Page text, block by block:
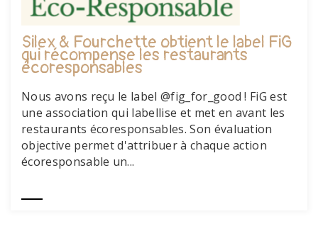
Silex & Fourchette obtient le label FiG
qui récompense les restaurants
écoresponsables
Nous avons reçu le label @fig_for_good ! FiG est
une association qui labellise et met en avant les
restaurants écoresponsables. Son évaluation
objective permet d'attribuer à chaque action
écoresponsable un...